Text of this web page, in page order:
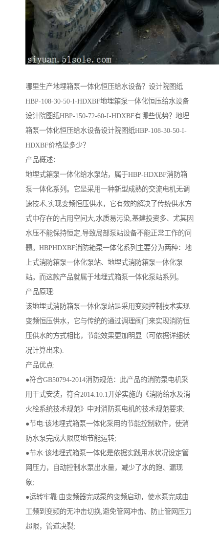
哪里生产地埋箱泵一体化恒压给水设备？设计院图纸
HBP-108-30-50-I-HDXBF地埋箱泵一体化恒压给水设备
设计院图纸HBP-150-72-60-I-HDXBF有哪些优势？地埋
箱泵一体化恒压给水设备设计院图纸HBP-108-30-50-I-
HDXBF价格是多少？
产品概述：
地埋式箱泵一体化给水泵站，属于HBP-HDXBF消防箱
泵一体化系列。它是采用一种新型成熟的交流电机无调
速技术,实现变频恒压供水，它有效的解决了传统供水方
式中存在的占用空间大,水质易污染,基建投资多、尤其因
水压不能保持恒定,导致局部泵站设备不能正常工作的问
题。HBPHDXBF消防箱泵一体化系列主要分为两种：地
上式消防箱泵一体化泵站、地埋式消防箱泵一体化泵
站。而这款产品就属于地埋式箱泵一体化泵站系列。
产品原理:
该地埋式消防箱泵一体化泵站是采用变频控制技术实现
变频恒压供水，它与传统的通过调理阀门来实现消防恒
压供水的方式相比，节能效果更加明显（可依据详细状
况计算出来).
产品优点:
●符合GB50794-2014消防规范：此产品的消防泵电机采
用干式安装，符合2014.10.1开始实施的《消防给水及消
火栓系统技术规范》中对消防泵电机的技术规范要求;
●节电:该地埋式箱泵一体化采用的节能控制软件，使消
防水泵完成大限度地节能运转;
●节水:该地埋式箱泵一体化是依据实践用水状况设定管
网压力，自动控制水泵出水量，减少了水的跑、漏现
象;
●运转牢靠:由变频器完成泵的变频启动，使水泵完成由
工频到变频的无冲击切换,避免管网冲击、防止管网压力
超限，管道决裂;